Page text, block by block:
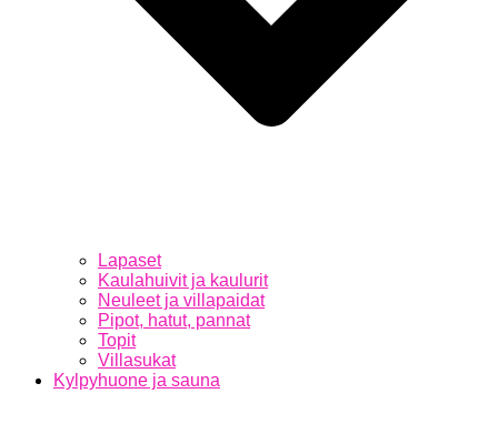
Lapaset
Kaulahuivit ja kaulurit
Neuleet ja villapaidat
Pipot, hatut, pannat
Topit
Villasukat
Kylpyhuone ja sauna